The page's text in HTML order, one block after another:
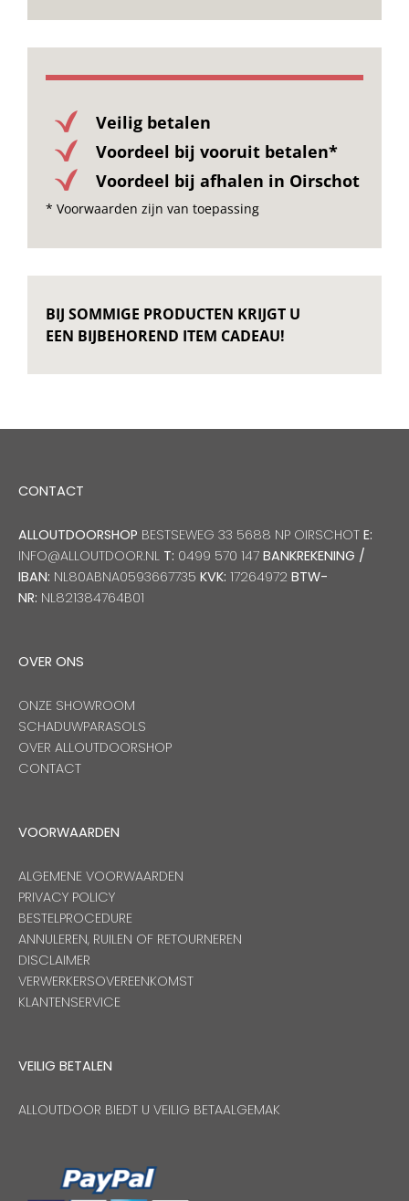
Veilig betalen
Voordeel bij vooruit betalen*
Voordeel bij afhalen in Oirschot
* Voorwaarden zijn van toepassing
BIJ SOMMIGE PRODUCTEN KRIJGT U
EEN BIJBEHOREND ITEM CADEAU!
CONTACT
ALLOUTDOORSHOP BESTSEWEG 33 5688 NP OIRSCHOT E:
INFO@ALLOUTDOOR.NL T: 0499 570 147 BANKREKENING /
IBAN: NL80ABNA0593667735 KVK: 17264972 BTW-
NR: NL821384764B01
OVER ONS
ONZE SHOWROOM
SCHADUWPARASOLS
OVER ALLOUTDOORSHOP
CONTACT
VOORWAARDEN
ALGEMENE VOORWAARDEN
PRIVACY POLICY
BESTELPROCEDURE
ANNULEREN, RUILEN OF RETOURNEREN
DISCLAIMER
VERWERKERSOVEREENKOMST
KLANTENSERVICE
VEILIG BETALEN
ALLOUTDOOR BIEDT U VEILIG BETAALGEMAK